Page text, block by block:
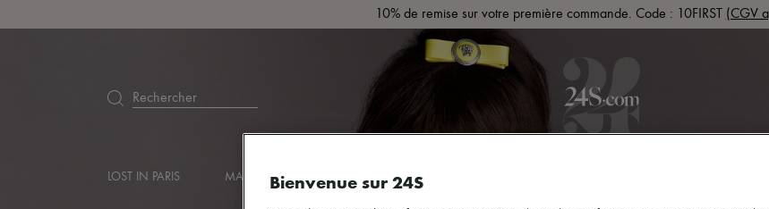
10% de remise sur votre première commande. Code : 10FIRST (CGV
Rechercher
LOST IN PARIS MARQUES NOUVEAUTÉS
Bienvenue sur 24S